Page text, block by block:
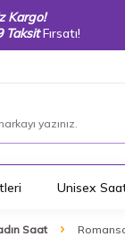
Kargo!
TaksitFırsatı!
Unisex
Saat